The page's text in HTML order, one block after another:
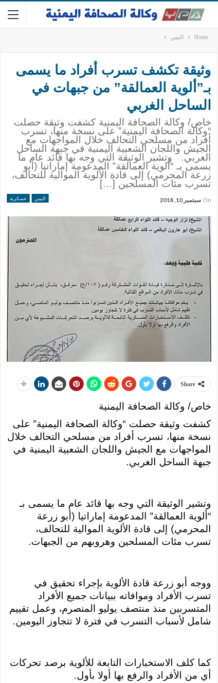
Home اليمن
وثيقة تكشف تسرب أفراد ما يسمى
بـ”ألوية العمالقة” من جبهات في
الساحل الغربي
خاص/ وكالة الصحافة اليمنية كشفت وثيقة حصلت
“وكالة الصحافة اليمنية” على نسخة منها، تسرب
أفراد من مسلحي التحالف خلال المواجهات مع
الجيش واللجان الشعبية اليمنية في جبهة الساحل
الغربي. وتشير الوثيقة التي وجه بها قائد عام ما
يسمى بـ “ألوية العمالقة” المدعومة إماراتيا (أبو
زرعة المحرمي) إلى قادة الألوية الموالية للتحالف،
تسرب مئات المسلحين […]
اليمن عسكرية On سبتمبر 10, 2018
Share
خاص/ وكالة الصحافة اليمنية
كشفت وثيقة حصلت “وكالة الصحافة اليمنية” على
نسخة منها، تسرب أفراد من مسلحي التحالف خلال
المواجهات مع الجيش واللجان الشعبية اليمنية في
جبهة الساحل الغربي.
وتشير الوثيقة التي وجه بها قائد عام ما يسمى بـ
“ألوية العمالقة” المدعومة إماراتيا (أبو زرعة
المحرمي) إلى قادة الألوية الموالية للتحالف،
تسرب مئات المسلحين وهروبهم من الجبهات.
ووجه أبو زرعة قادة الألوية بإجراء تحقيق في
تسرب الأفراد وموافاته ببيانات جميع الأفراد
المتسربين منذ منتصف يوليو المنصرم، وعمل تقييم
شامل لأسباب التسرب في فترة لا تتجاوز اليومين.
كما كلف الاستخبارات التابعة للألوية برصد تحركات
أي من الأفراد والرفع بها أولا بأول.